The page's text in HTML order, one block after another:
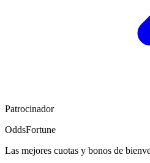
Patrocinador
OddsFortune
Las mejores cuotas y bonos de